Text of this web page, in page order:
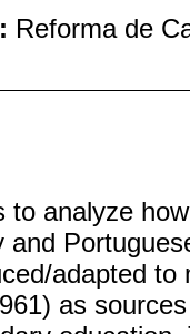
Reforma de
to analyze
and
adapted
as